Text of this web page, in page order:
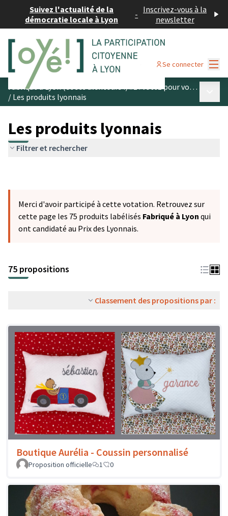
Suivez l'actualité de la
démocratie locale à Lyon
- Inscrivez-vous à la
newsletter
Se connecter
Fabriqué à Lyon (et ses alentours !) #1 : votez pour vos produits préférés
/ Les produits lyonnais
Les produits lyonnais
Filtrer et rechercher
Merci d'avoir participé à cette votation. Retrouvez sur
cette page les 75 produits labélisés Fabriqué à Lyon qui
ont candidaté au Prix des Lyonnais.
75 propositions
Classement des propositions par :
Boutique Aurélia - Coussin personnalisé
Proposition officielle 1 0